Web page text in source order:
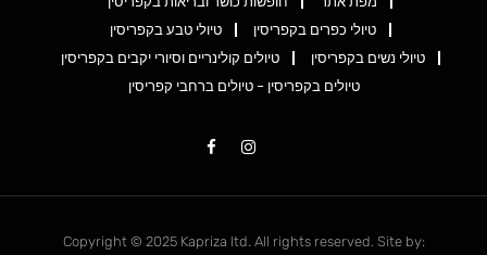
טיולי טבע בקפריסין
טיולי כפרים בקפריסין
טיולים קולינריים וסיורי יקבים בקפריסין
טיולי נשים בקפריסין
טיולים בקפריסין – טיולים ברחבי קפריסין
Copyright © 2025 Kapriza ltd. All rights reserved. Site by: